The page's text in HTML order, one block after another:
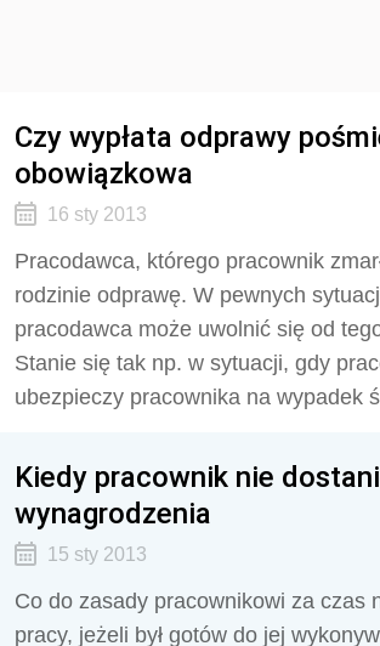
Czy wypłata odprawy
obowiązkowa
16 sty 2013
Pracodawca, którego pracownik
rodzinie odprawę. W pewnych
pracodawca może uwolnić się od
Stanie się tak np. w sytuacji, gdy
ubezpieczy pracownika na wypadek
Kiedy pracownik nie
wynagrodzenia
15 sty 2013
Co do zasady pracownikowi za czas
pracy, jeżeli był gotów do jej